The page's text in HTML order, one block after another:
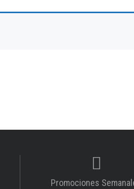
Promociones